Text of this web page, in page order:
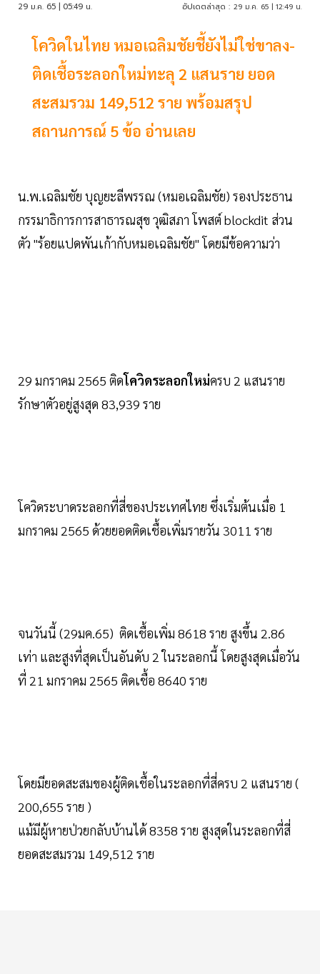
29 ม.ค. 65 | 05:49 น. อัปเดตล่าสุด : 29 ม.ค. 65 | 12:49 น.
โควิดในไทย หมอเฉลิมชัยชี้ยังไม่ใช่ขาลง-
ติดเชื้อระลอกใหม่ทะลุ 2 แสนราย ยอด
สะสมรวม 149,512 ราย พร้อมสรุป
สถานการณ์ 5 ข้อ อ่านเลย
น.พ.เฉลิมชัย บุญยะลีพรรณ (หมอเฉลิมชัย) รองประธาน
กรรมาธิการการสาธารณสุข วุฒิสภา โพสต์ blockdit ส่วน
ตัว "ร้อยแปดพันเก้ากับหมอเฉลิมชัย" โดยมีข้อความว่า
29 มกราคม 2565 ติดโควิดระลอกใหม่ครบ 2 แสนราย
รักษาตัวอยู่สูงสุด 83,939 ราย
โควิดระบาดระลอกที่สี่ของประเทศไทย ซึ่งเริ่มต้นเมื่อ 1
มกราคม 2565 ด้วยยอดติดเชื้อเพิ่มรายวัน 3011 ราย
จนวันนี้ (29มค.65) ติดเชื้อเพิ่ม 8618 ราย สูงขึ้น 2.86
เท่า และสูงที่สุดเป็นอันดับ 2 ในระลอกนี้ โดยสูงสุดเมื่อวัน
ที่ 21 มกราคม 2565 ติดเชื้อ 8640 ราย
โดยมียอดสะสมของผู้ติดเชื้อในระลอกที่สี่ครบ 2 แสนราย (
200,655 ราย )
แม้มีผู้หายป่วยกลับบ้านได้ 8358 ราย สูงสุดในระลอกที่สี่
ยอดสะสมรวม 149,512 ราย